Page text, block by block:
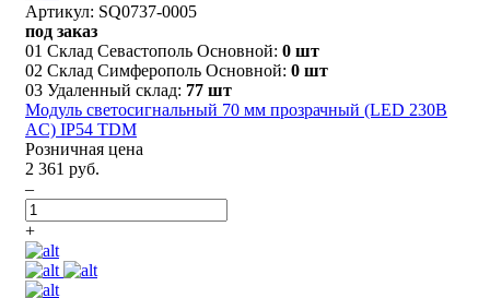
Артикул: SQ0737-0005
под заказ
01 Склад Севастополь Основной: 0 шт
02 Склад Симферополь Основной: 0 шт
03 Удаленный склад: 77 шт
Модуль светосигнальный 70 мм прозрачный (LED 230В
AC) IP54 TDM
Розничная цена
2 361 руб.
–
+